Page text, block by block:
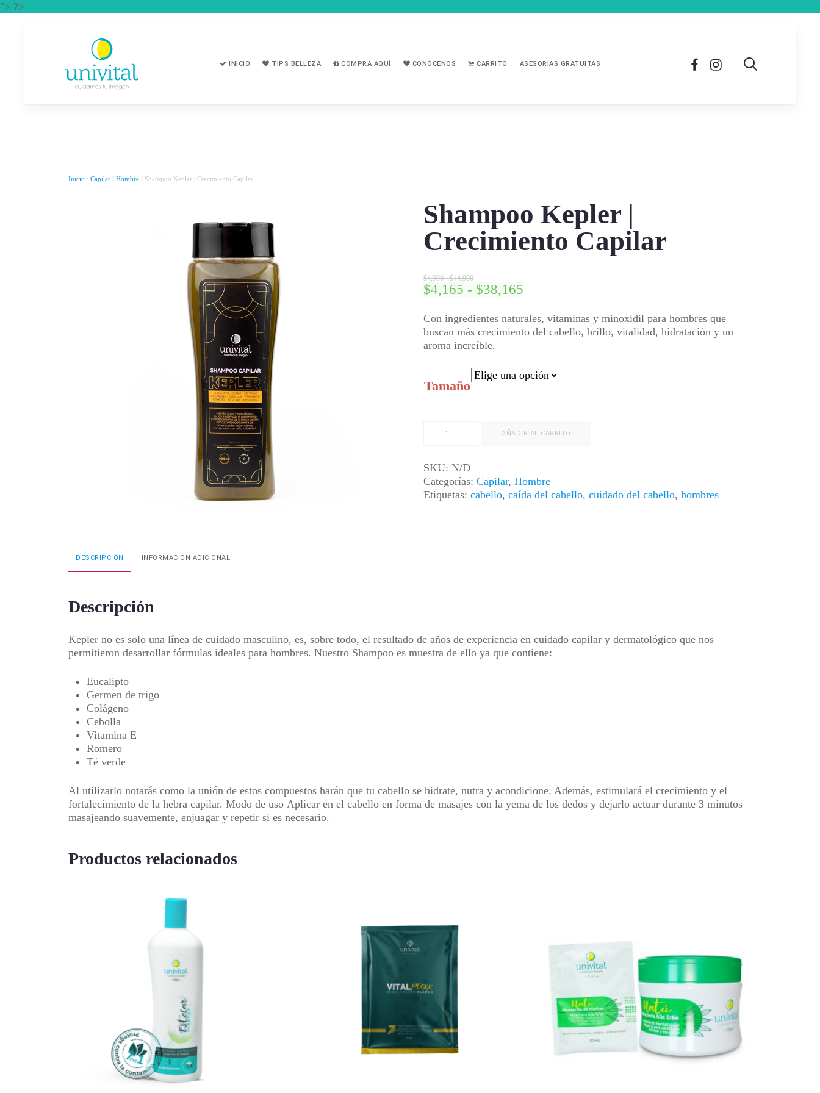
"> ?>
INICIO TIPS BELLEZA COMPRA AQUÍ CONÓCENOS CARRITO ASESORÍAS GRATUITAS
Inicio / Capilar / Hombre / Shampoo Kepler | Crecimiento Capilar
Shampoo Kepler |
Crecimiento Capilar
$4,900 - $44,900
de
precios:
$4,900
hasta
$44,900
$4,165 - $38,165
precios:
desde
$38,165
Con ingredientes naturales, vitaminas y minoxidil para hombres que
buscan más crecimiento del cabello, brillo, vitalidad, hidratación y un
aroma increíble.
Tamaño
Shampoo
Kepler
Crecimiento
Capilar
cantidad
AÑADIR AL CARRITO
SKU:N/D
Categorías:Capilar,Hombre
Etiquetas:cabello,caída del cabello,cuidado del cabello,hombres
DESCRIPCIÓN INFORMACIÓN ADICIONAL
Descripción
Kepler no es solo una línea de cuidado masculino, es, sobre todo, el resultado de años de experiencia en cuidado capilar y dermatológico que nos
permitieron desarrollar fórmulas ideales para hombres. Nuestro Shampoo es muestra de ello ya que contiene:
Eucalipto
Germen de trigo
Colágeno
Cebolla
Vitamina E
Romero
Té verde
Al utilizarlo notarás como la unión de estos compuestos harán que tu cabello se hidrate, nutra y acondicione. Además, estimulará el crecimiento y el
fortalecimiento de la hebra capilar. Modo de uso Aplicar en el cabello en forma de masajes con la yema de los dedos y dejarlo actuar durante 3 minutos
masajeando suavemente, enjuagar y repetir si es necesario.
Productos relacionados